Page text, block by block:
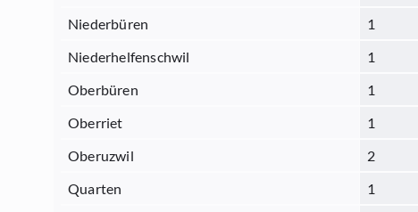
Niederbüren
1
Niederhelfenschwil
1
Oberbüren
1
Oberriet
1
Oberuzwil
2
Quarten
1